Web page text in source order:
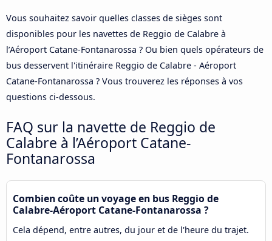
Vous souhaitez savoir quelles classes de sièges sont
disponibles pour les navettes de Reggio de Calabre à
l’Aéroport Catane-Fontanarossa ? Ou bien quels opérateurs de
bus desservent l'itinéraire Reggio de Calabre - Aéroport
Catane-Fontanarossa ? Vous trouverez les réponses à vos
questions ci-dessous.
FAQ sur la navette de Reggio de
Calabre à l’Aéroport Catane-
Fontanarossa
Combien coûte un voyage en bus Reggio de
Calabre-Aéroport Catane-Fontanarossa ?
Cela dépend, entre autres, du jour et de l'heure du trajet.